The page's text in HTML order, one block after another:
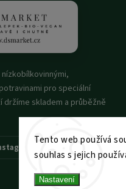
Tento web používá
souhlas s jejich
Nastavení
pro speciální
držíme skladem a průběžně